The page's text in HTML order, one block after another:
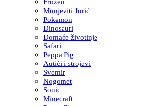
Frozen
Munjeviti Jurić
Pokemon
Dinosauri
Domaće životinje
Safari
Peppa Pig
Autići i strojevi
Svemir
Nogomet
Sonic
Minecraft